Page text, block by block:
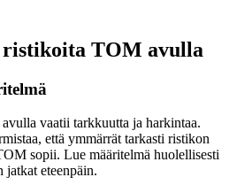
TOM avulla
vaatii tarkkuutta ja harkintaa.
että ymmärrät tarkasti ristikon
sopii. Lue määritelmä huolellisesti
jatkat eteenpäin.